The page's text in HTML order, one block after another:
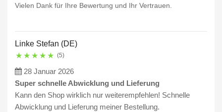
Vielen Dank für Ihre Bewertung und Ihr Vertrauen.
Linke Stefan (DE)
★ ★ ★ ★ ★ (5)
28 Januar 2026
Super schnelle Abwicklung und Lieferung
Kann den Shop wirklich nur weiterempfehlen! Schnelle
Abwicklung und Lieferung meiner Bestellung.